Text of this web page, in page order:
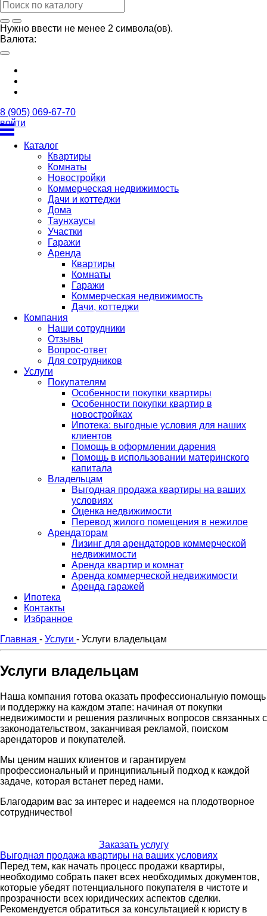
Нужно ввести не менее 2 символа(ов).
Валюта:
8 (905) 069-67-70
войти
Каталог
Квартиры
Комнаты
Новостройки
Коммерческая недвижимость
Дачи и коттеджи
Дома
Таунхаусы
Участки
Гаражи
Аренда
Квартиры
Комнаты
Гаражи
Коммерческая недвижимость
Дачи, коттеджи
Компания
Наши сотрудники
Отзывы
Вопрос-ответ
Для сотрудников
Услуги
Покупателям
Особенности покупки квартиры
Особенности покупки квартир в
новостройках
Ипотека: выгодные условия для наших
клиентов
Помощь в оформлении дарения
Помощь в использовании материнского
капитала
Владельцам
Выгодная продажа квартиры на ваших
условиях
Оценка недвижимости
Перевод жилого помещения в нежилое
Арендаторам
Лизинг для арендаторов коммерческой
недвижимости
Аренда квартир и комнат
Аренда коммерческой недвижимости
Аренда гаражей
Ипотека
Контакты
Избранное
Главная - Услуги - Услуги владельцам
Услуги владельцам
Наша компания готова оказать профессиональную помощь
и поддержку на каждом этапе: начиная от покупки
недвижимости и решения различных вопросов связанных с
законодательством, заканчивая рекламой, поиском
арендаторов и покупателей.
Мы ценим наших клиентов и гарантируем
профессиональный и принципиальный подход к каждой
задаче, которая встанет перед нами.
Благодарим вас за интерес и надеемся на плодотворное
сотрудничество!
Заказать услугу
Выгодная продажа квартиры на ваших условиях
Перед тем, как начать процесс продажи квартиры,
необходимо собрать пакет всех необходимых документов,
которые убедят потенциального покупателя в чистоте и
прозрачности всех юридических аспектов сделки.
Рекомендуется обратиться за консультацией к юристу в